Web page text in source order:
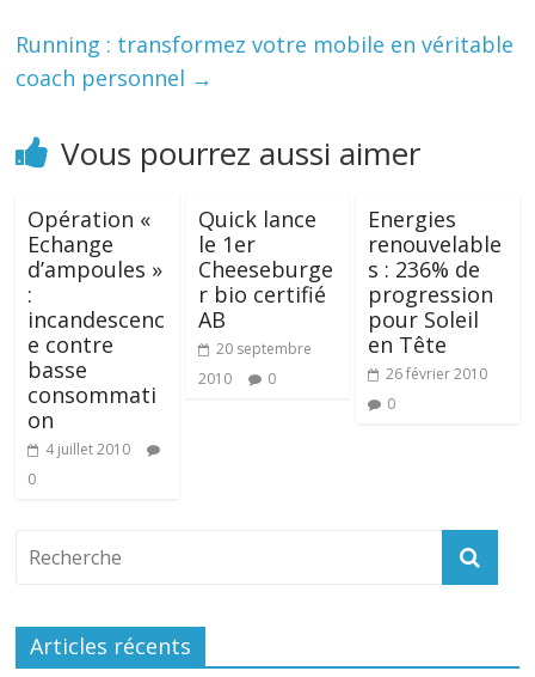
Running : transformez votre mobile en véritable
coach personnel →
Vous pourrez aussi aimer
Opération «
Echange
d’ampoules »
:
incandescenc
e contre
basse
consommati
on
4 juillet 2010
0
Quick lance
le 1er
Cheeseburge
r bio certifié
AB
20 septembre
2010
0
Energies
renouvelable
s : 236% de
progression
pour Soleil
en Tête
26 février 2010
0
Articles récents